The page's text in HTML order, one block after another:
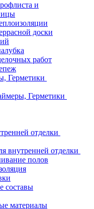
и
доски
работ
Герметики
Герметики
отделки
внутренней отделки
полов
составы
материалы